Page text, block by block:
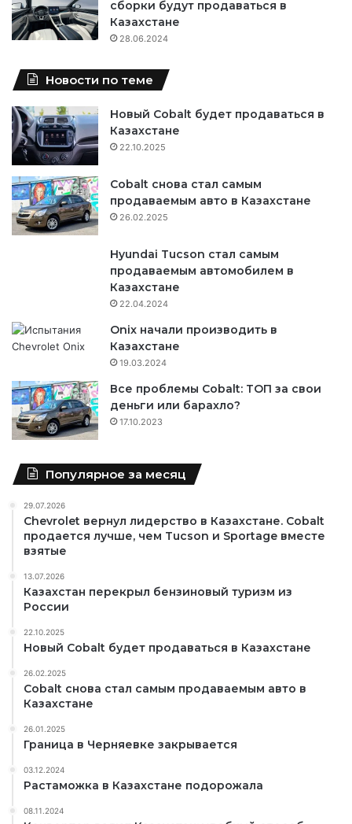
сборки будут продаваться в
Казахстане
28.06.2024
Новости по теме
Новый Cobalt будет продаваться в
Казахстане
22.10.2025
Cobalt снова стал самым
продаваемым авто в Казахстане
26.02.2025
Hyundai Tucson стал самым
продаваемым автомобилем в
Казахстане
22.04.2024
Onix начали производить в
Казахстане
19.03.2024
Все проблемы Cobalt: ТОП за свои
деньги или барахло?
17.10.2023
Популярное за месяц
29.07.2026
Chevrolet вернул лидерство в Казахстане. Cobalt
продается лучше, чем Tucson и Sportage вместе
взятые
13.07.2026
Казахстан перекрыл бензиновый туризм из
России
22.10.2025
Новый Cobalt будет продаваться в Казахстане
26.02.2025
Cobalt снова стал самым продаваемым авто в
Казахстане
26.01.2025
Граница в Черняевке закрывается
03.12.2024
Растаможка в Казахстане подорожала
08.11.2024